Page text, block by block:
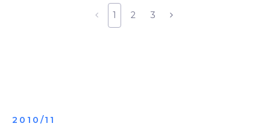
1 2 3
2010/11